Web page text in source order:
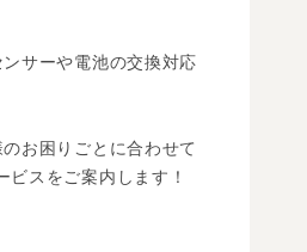
サーや電池の交換対応
お困りごとに合わせて
スをご案内します！